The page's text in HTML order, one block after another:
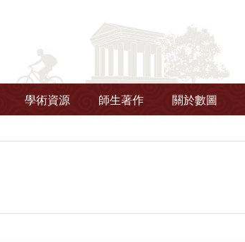
學術資源 師生著作 關於數圖